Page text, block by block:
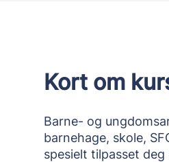
Kort om
Barne- og
barnehage, skole,
spesielt tilpasset